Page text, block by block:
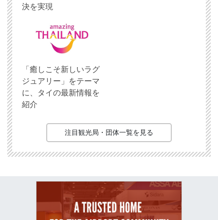
決を実現
「癒しこそ新しいラグ
ジュアリー」をテーマ
に、タイの最新情報を
紹介
注目観光局・団体一覧を見る